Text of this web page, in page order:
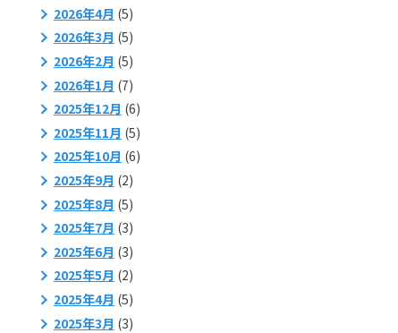
2026年4月 (5)
2026年3月 (5)
2026年2月 (5)
2026年1月 (7)
2025年12月 (6)
2025年11月 (5)
2025年10月 (6)
2025年9月 (2)
2025年8月 (5)
2025年7月 (3)
2025年6月 (3)
2025年5月 (2)
2025年4月 (5)
2025年3月 (3)